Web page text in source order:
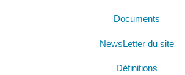
Documents
NewsLetter du site
Définitions